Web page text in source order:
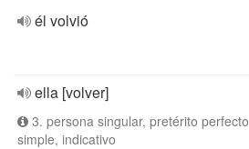
él volvió
ella [volver]
3. persona singular, pretérito perfecto
simple, indicativo